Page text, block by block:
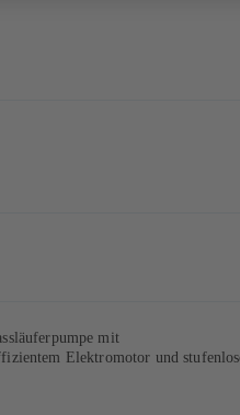
mit
Elektromotor und